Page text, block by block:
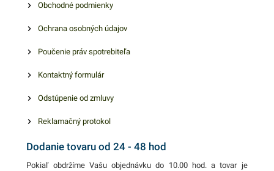
Obchodné podmienky
Ochrana osobných údajov
Poučenie práv spotrebiteľa
Kontaktný formulár
Odstúpenie od zmluvy
Reklamačný protokol
Dodanie tovaru od 24 - 48 hod
Pokiaľ obdržíme Vašu objednávku do 10.00 hod. a tovar je